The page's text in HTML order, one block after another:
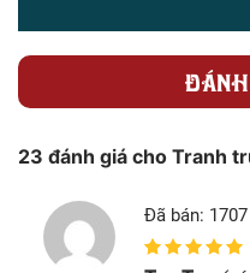
23 đánh giá cho Tranh
Đã bán: 1707